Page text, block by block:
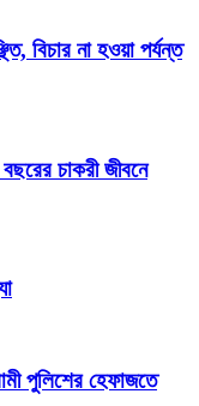
বিচার না হওয়া পর্যন্ত
চাকরী জীবনে
পুলিশের হেফাজতে